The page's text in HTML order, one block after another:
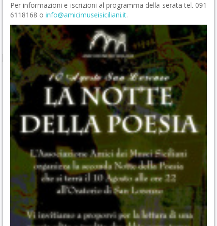
Per informazioni e iscrizioni al programma della serata tel. 091
6118168 o info@amicimuseisiciliani.it.